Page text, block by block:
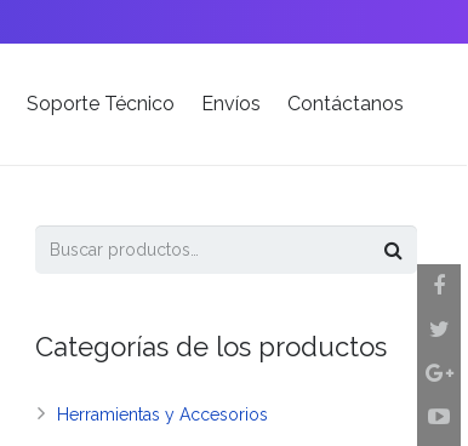
Soporte Técnico Envíos Contáctanos
Categorías de los productos
Herramientas y Accesorios